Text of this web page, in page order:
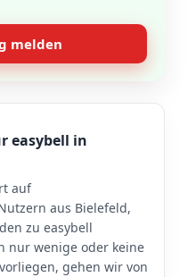
melden
easybell in
auf
aus Bielefeld,
zu easybell
nur wenige oder keine
gehen wir von